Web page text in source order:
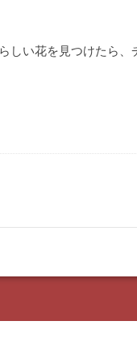
しい花を見つけたら